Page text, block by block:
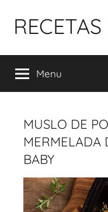
para
conteúdo
Menu
MUSLO DE
MERMELADA
BABY